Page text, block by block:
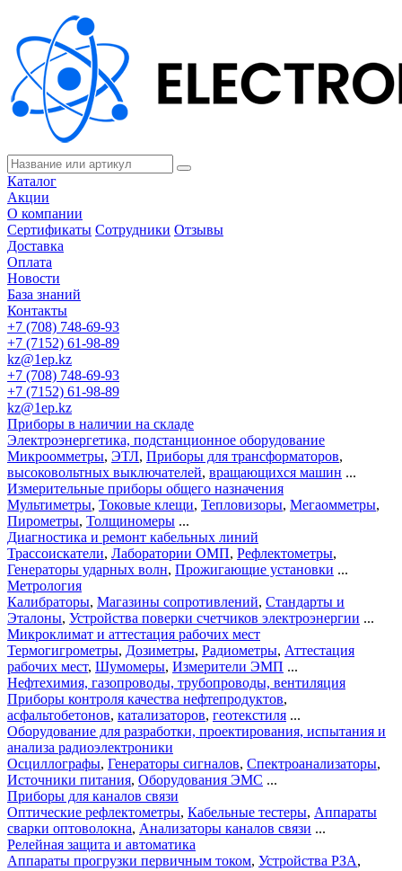
Каталог
Акции
О компании
Сертификаты Сотрудники Отзывы
Доставка
Оплата
Новости
База знаний
Контакты
+7 (708) 748-69-93
+7 (7152) 61-98-89
kz@1ep.kz
+7 (708) 748-69-93
+7 (7152) 61-98-89
kz@1ep.kz
Приборы в наличии на складе
Электроэнергетика, подстанционное оборудование
Микроомметры, ЭТЛ, Приборы для трансформаторов,
высоковольтных выключателей, вращающихся машин ...
Измерительные приборы общего назначения
Мультиметры, Токовые клещи, Тепловизоры, Мегаомметры,
Пирометры, Толщиномеры ...
Диагностика и ремонт кабельных линий
Трассоискатели, Лаборатории ОМП, Рефлектометры,
Генераторы ударных волн, Прожигающие установки ...
Метрология
Калибраторы, Магазины сопротивлений, Стандарты и
Эталоны, Устройства поверки счетчиков электроэнергии ...
Микроклимат и аттестация рабочих мест
Термогигрометры, Дозиметры, Радиометры, Аттестация
рабочих мест, Шумомеры, Измерители ЭМП ...
Нефтехимия, газопроводы, трубопроводы, вентиляция
Приборы контроля качества нефтепродуктов,
асфальтобетонов, катализаторов, геотекстиля ...
Оборудование для разработки, проектирования, испытания и
анализа радиоэлектроники
Осциллографы, Генераторы сигналов, Спектроанализаторы,
Источники питания, Оборудования ЭМС ...
Приборы для каналов связи
Оптические рефлектометры, Кабельные тестеры, Аппараты
сварки оптоволокна, Анализаторы каналов связи ...
Релейная защита и автоматика
Аппараты прогрузки первичным током, Устройства РЗА,